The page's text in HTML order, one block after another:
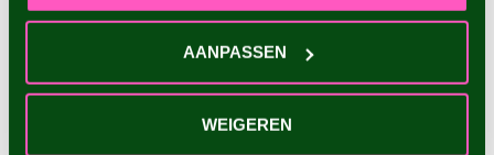
AANPASSEN
WEIGEREN